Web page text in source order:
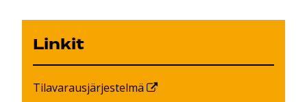
Linkit
Tilavarausjärjestelmä